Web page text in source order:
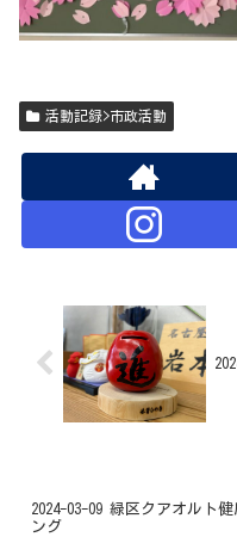
活動記録>市政活動
2024-03-09 緑区クアオルト
ング